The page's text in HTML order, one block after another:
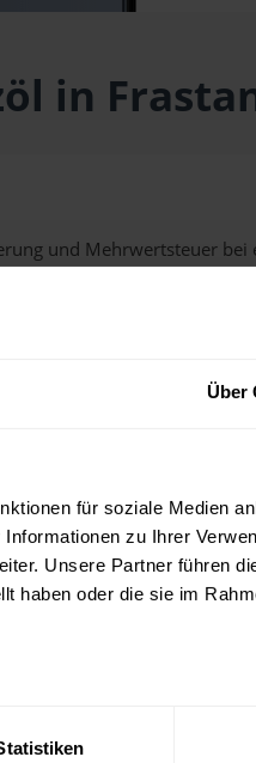
Über
für soziale Medien
zu Ihrer
Unsere Partner führen
haben oder die sie im
in
und Mehrwertsteuer